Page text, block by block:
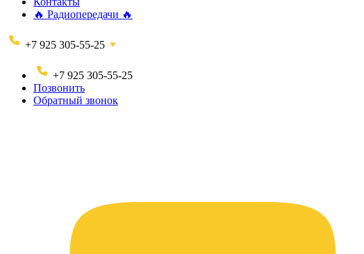
🔥 Радиопередачи 🔥
+7 925 305-55-25
+7 925 305-55-25
Позвонить
Обратный звонок